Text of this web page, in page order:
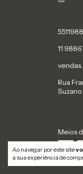
Ao navegar por este site
a sua experiência de
11
Rua
Suzano
Meios